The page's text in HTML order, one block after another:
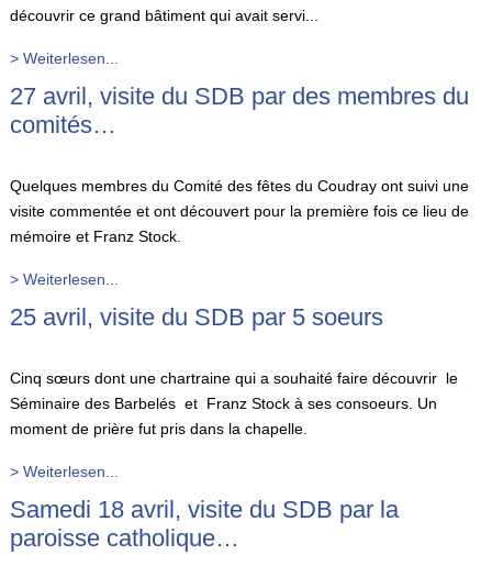
découvrir ce grand bâtiment qui avait servi...
> Weiterlesen...
27 avril, visite du SDB par des membres du
comités…
Quelques membres du Comité des fêtes du Coudray ont suivi une
visite commentée et ont découvert pour la première fois ce lieu de
mémoire et Franz Stock.
> Weiterlesen...
25 avril, visite du SDB par 5 soeurs
Cinq sœurs dont une chartraine qui a souhaité faire découvrir le
Séminaire des Barbelés et Franz Stock à ses consoeurs. Un
moment de prière fut pris dans la chapelle.
> Weiterlesen...
Samedi 18 avril, visite du SDB par la
paroisse catholique…